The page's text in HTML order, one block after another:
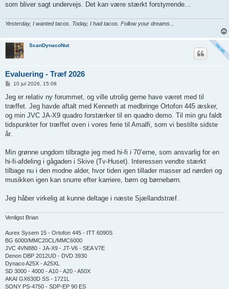
som bliver sagt undervejs. Det kan være stærkt forstyrrende...
Yesterday, I wanted tacos. Today, I had tacos. Follow your dreams...
ScanDynacoNut
Evaluering - Træf 2026
d
æ
g
10 jul 2026, 15:08
Jeg er relativ ny forummet, og ville utrolig gerne have været med til
træffet. Jeg havde aftalt med Kenneth at medbringe Ortofon 445 æsker,
og min JVC JA-X9 quadro forstærker til en quadro demo. Til min gru faldt
tidspunkter for træffet oven i vores ferie til Amalfi, som vi bestilte sidste
år.
Min grønne ungdom tilbragte jeg med hi-fi i 70’erne, som ansvarlig for en
hi-fi-afdeling i gågaden i Skive (Tv-Huset). Interessen vendte stærkt
tilbage nu i den modne alder, hvor tiden igen tillader masser ad nørderi og
musikken igen kan snurre efter karriere, børn og børnebørn.
Jeg håber virkelig at kunne deltage i næste Sjællandstræf.
Venligst Brian
Aurex Sysem 15 - Ortofon 445 - ITT 6090S
BG 6000/MMC20CL/MMC6000
JVC 4VN880 - JA-X9 - JT-V6 - SEA V7E
Denon DBP 2012UD - DVD 3930
Dynaco A25X - A25XL
SD 3000 - 4000 - A10 - A20 - A50X
AKAI GX630D SS - 1721L
SONY PS-4750 - SDP-EP 90 ES